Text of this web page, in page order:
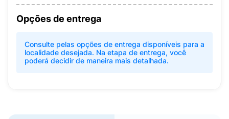
Opções de entrega
Consulte pelas opções de entrega disponíveis para a
localidade desejada. Na etapa de entrega, você
poderá decidir de maneira mais detalhada.